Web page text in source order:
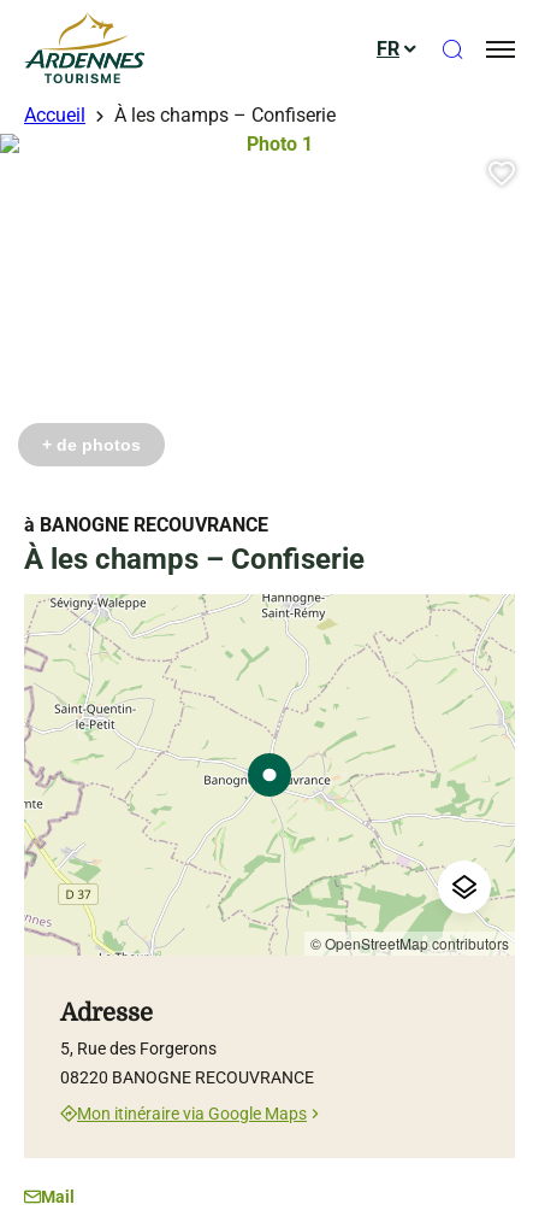
ADT des Ardennes
FR Ouvrir
Accueil À les champs – Confiserie
à BANOGNE RECOUVRANCE
À les champs – Confiserie
Photo 1, © Droits gérés
+ de photos
© OpenStreetMap contributors
Adresse
5, Rue des Forgerons
08220 BANOGNE RECOUVRANCE
Mon itinéraire via Google Maps
Mail